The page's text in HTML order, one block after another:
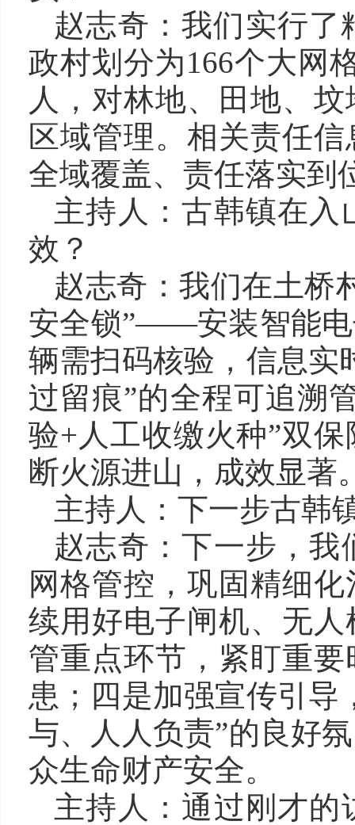
赵志奇：我们实行了
政村划分为166个大网
人，对林地、田地、
区域管理。相关责任
全域覆盖、责任落实到
主持人：古韩镇在
效？
赵志奇：我们在土桥
安全锁”——安装智能电
辆需扫码核验，信息实
过留痕”的全程可追溯
验+人工收缴火种”双
断火源进山，成效显著
主持人：下一步古韩
赵志奇：下一步，
网格管控，巩固精细
续用好电子闸机、无
管重点环节，紧盯重
患；四是加强宣传引导
与、人人负责”的良好
众生命财产安全。
主持人：通过刚才